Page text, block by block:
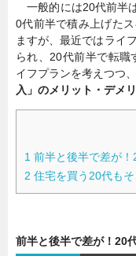
一般的には20代前半
0代前半で積み上げた
ますが、最近ではライ
られ、20代前半で転職
イフプランを考えつつ、
入」のメリット・デメ
1 前半と後半で差が
2 住宅を買う20代も
前半と後半で差が！20